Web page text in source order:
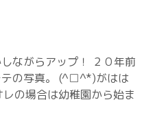
ながらアップ！ ２０年前
テの写真。 (^□^*)がはは
の場合は幼稚園から始ま